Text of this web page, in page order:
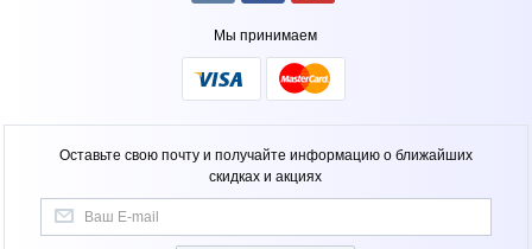
Мы принимаем
Оставьте свою почту и получайте информацию о ближайших
скидках и акциях